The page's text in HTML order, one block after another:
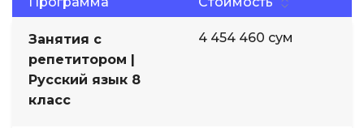
Занятия с
репетитором |
Русский язык 8
класс
4 454 460 сум